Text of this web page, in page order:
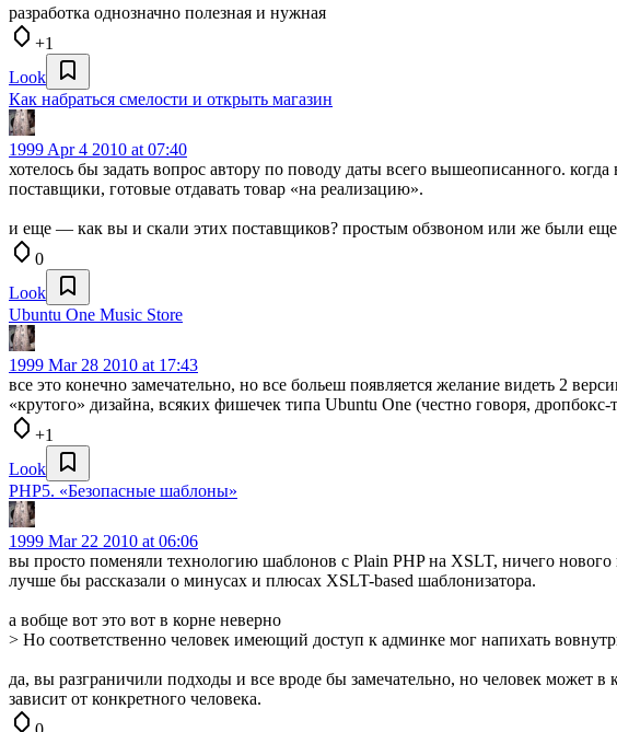
разработка однозначно полезная и нужная
+1
Look
Как набраться смелости и открыть магазин
1999 Apr 4 2010 at 07:40
хотелось бы задать вопрос автору по поводу даты всего вышеописанного.
поставщики, готовые отдавать товар «на реализацию».
и еще — как вы и скали этих поставщиков? простым обзвоном или же были еще
0
Look
Ubuntu One Music Store
1999 Mar 28 2010 at 17:43
все это конечно замечательно, но все больеш появляется желание видеть 2
«крутого» дизайна, всяких фишечек типа Ubuntu One (честно говоря,
+1
Look
PHP5. «Безопасные шаблоны»
1999 Mar 22 2010 at 06:06
вы просто поменяли технологию шаблонов с Plain PHP на XSLT, ничего
лучше бы рассказали о минусах и плюсах XSLT-based шаблонизатора.
а вобще вот это вот в корне неверно
> Но соответственно человек имеющий доступ к админке мог напихать
да, вы разграничили подходы и все вроде бы замечательно, но человек может в
зависит от конкретного человека.